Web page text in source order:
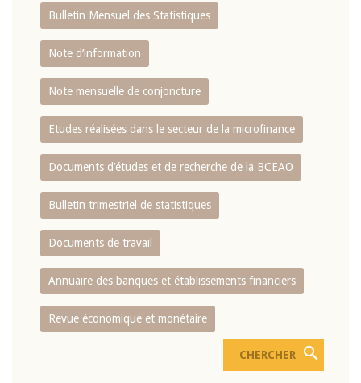
Bulletin Mensuel des Statistiques
Note d’information
Note mensuelle de conjoncture
Etudes réalisées dans le secteur de la microfinance
Documents d’études et de recherche de la BCEAO
Bulletin trimestriel de statistiques
Documents de travail
Annuaire des banques et établissements financiers
Revue économique et monétaire